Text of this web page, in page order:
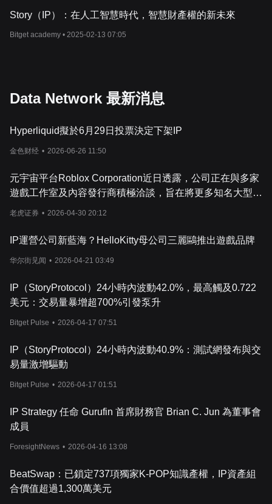
Story（IP）：在人工智慧時代，智慧財產權的新未來
Bitget academy • 2025-02-13 07:05
Data Network 最新消息
Hyperliquid擬於6月29日投票決定下架IP
金色财经 • 2026-06-26 11:50
元宇宙平台Roblox Corporation近日透露，公司正在與多家
遊戲工作室及內容發行商積極洽談，旨在將更多知名大型IP
引入其開放世界平台。
老虎证券 • 2026-04-30 20:12
IP運營公司新藍海？HelloKitty母公司三麗鷗推出遊戲品牌
华尔街见闻 • 2026-04-21 03:49
IP（StoryProtocol）24小時內波動42.0%，最高觸及0.722
美元：交易量暴增超700%引發泵升
Bitget Pulse • 2026-04-17 07:51
IP（StoryProtocol）24小時內波動40.9%：測試網發布與交
易量激增驅動
Bitget Pulse • 2026-04-17 01:51
IP Strategy 任命 Gurufin 首席財務官 Brian C. Jun 為董事會
成員
ForesightNews • 2026-04-16 13:08
BeatSwap：已鎖定737項獨家K-POP知識產權，IP資產組
合價值超過1,300萬美元